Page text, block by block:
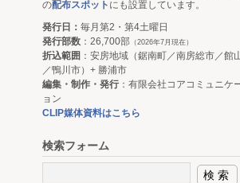
の配布スポット にも設置しています。
発行日： 毎月第2・第4土曜日
発行部数 ：26,700部 （2026年7月現在）
折込範囲 ：安房地域（鋸南町／南房総市／館
／鴨川市）+ 勝浦市
編集・制作・発行：有限会社コアコミュニケ
ョン
CLIP媒体資料はこちら
検索フォーム